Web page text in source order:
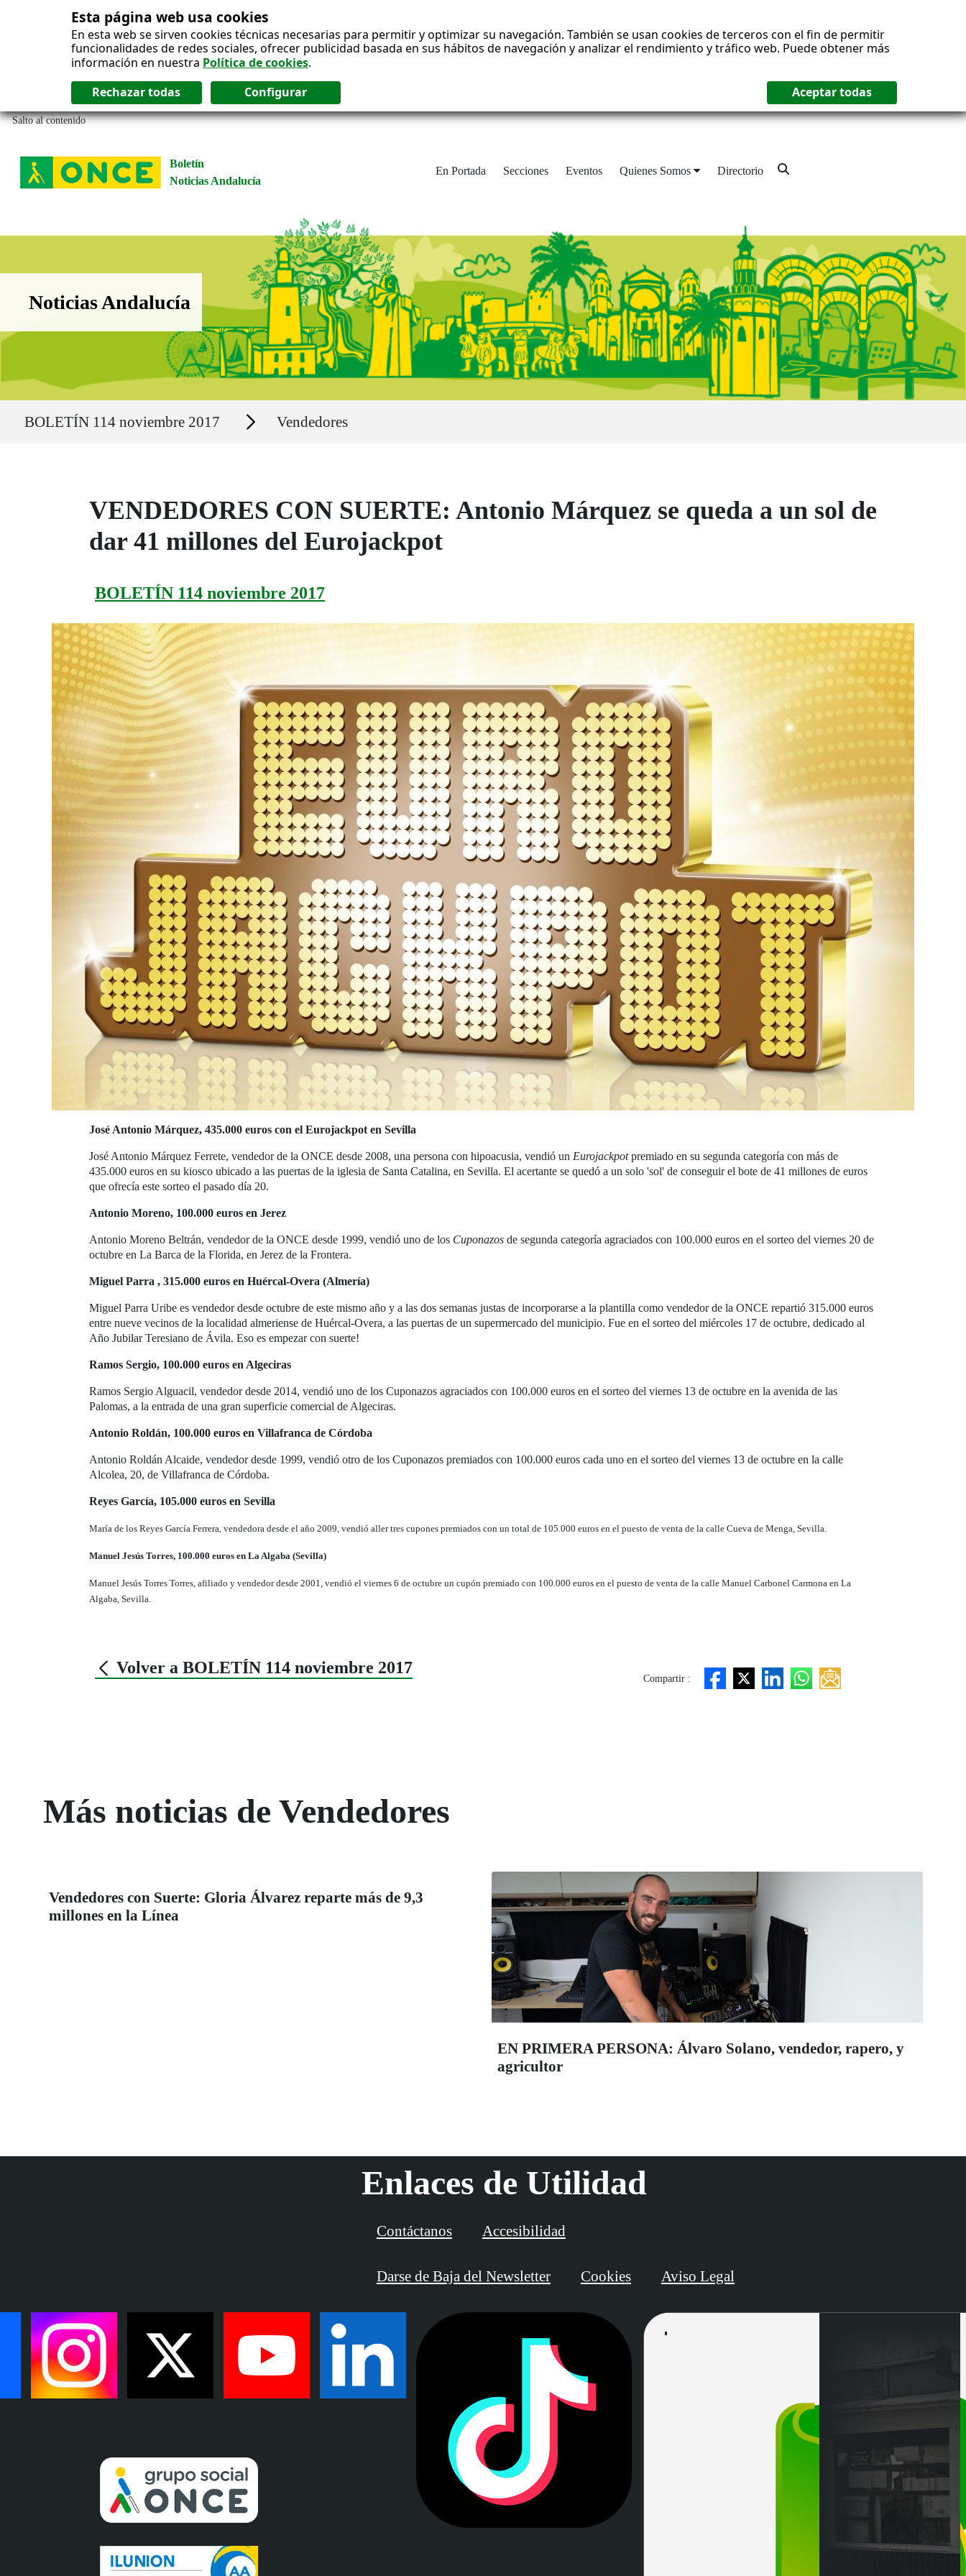
Esta página web usa cookies
En esta web se sirven cookies técnicas necesarias para permitir y optimizar su navegación. También se usan cookies de terceros con el fin de permitir
funcionalidades de redes sociales, ofrecer publicidad basada en sus hábitos de navegación y analizar el rendimiento y tráfico web. Puede obtener más
información en nuestra Política de cookies.
Salto al contenido
Boletín
Noticias Andalucía
En Portada Secciones Eventos Quienes Somos Directorio
Boletín Noticias Andalucía
Noticias Andalucía
BOLETÍN 114 noviembre 2017 Secciones Vendedores
VENDEDORES CON SUERTE: Antonio Márquez se queda a un sol de
dar 41 millones del Eurojackpot
BOLETÍN 114 noviembre 2017
José Antonio Márquez, 435.000 euros con el Eurojackpot en Sevilla
José Antonio Márquez Ferrete, vendedor de la ONCE desde 2008, una persona con hipoacusia, vendió un Eurojackpotpremiado en su segunda categoría con más de
435.000 euros en su kiosco ubicado a las puertas de la iglesia de Santa Catalina, en Sevilla. El acertante se quedó a un solo 'sol' de conseguir el bote de 41 millones de euros
que ofrecía este sorteo el pasado día 20.
Antonio Moreno, 100.000 euros en Jerez
Antonio Moreno Beltrán, vendedor de la ONCE desde 1999, vendió uno de los Cuponazos de segunda categoría agraciados con 100.000 euros en el sorteo del viernes 20 de
octubre en La Barca de la Florida, en Jerez de la Frontera.
Miguel Parra , 315.000 euros en Huércal-Overa (Almería)
Miguel Parra Uribe es vendedor desde octubre de este mismo año y a las dos semanas justas de incorporarse a la plantilla como vendedor de la ONCE repartió 315.000 euros
entre nueve vecinos de la localidad almeriense de Huércal-Overa, a las puertas de un supermercado del municipio. Fue en el sorteo del miércoles 17 de octubre, dedicado al
Año Jubilar Teresiano de Ávila. Eso es empezar con suerte!
Ramos Sergio, 100.000 euros en Algeciras
Ramos Sergio Alguacil, vendedor desde 2014, vendió uno de los Cuponazos agraciados con 100.000 euros en el sorteo del viernes 13 de octubre en la avenida de las
Palomas, a la entrada de una gran superficie comercial de Algeciras.
Antonio Roldán, 100.000 euros en Villafranca de Córdoba
Antonio Roldán Alcaide, vendedor desde 1999, vendió otro de los Cuponazos premiados con 100.000 euros cada uno en el sorteo del viernes 13 de octubre en la calle
Alcolea, 20, de Villafranca de Córdoba.
Reyes García, 105.000 euros en Sevilla
María de los Reyes García Ferrera, vendedora desde el año 2009, vendió aller tres cupones premiados con un total de 105.000 euros en el puesto de venta de la calle Cueva de Menga, Sevilla.
Manuel Jesús Torres, 100.000 euros en La Algaba (Sevilla)
Manuel Jesús Torres Torres, afiliado y vendedor desde 2001, vendió el viernes 6 de octubre un cupón premiado con 100.000 euros en el puesto de venta de la calle Manuel Carbonel Carmona en La
Algaba, Sevilla.
Volver a BOLETÍN 114 noviembre 2017
Compartir :
Más noticias de Vendedores
Vendedores con Suerte: Gloria Álvarez reparte más de 9,3
millones en la Línea
EN PRIMERA PERSONA: Álvaro Solano, vendedor, rapero, y
agricultor
Enlaces de Utilidad
Contáctanos Accesibilidad
Darse de Baja del Newsletter Cookies Aviso Legal